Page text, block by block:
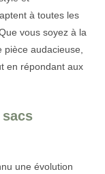
à toutes les
vous soyez à la
pièce audacieuse,
en répondant aux
une évolution